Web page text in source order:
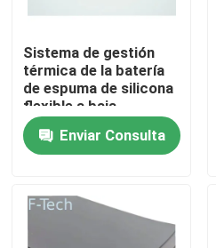
En casa
Productos
Los vídeos
Espectáculo VR
Sistema de gestión
térmica de la batería
de espuma de silicona
flexible a baja
temperatura UL94 V-0
Retardante de llama
Enviar Consulta